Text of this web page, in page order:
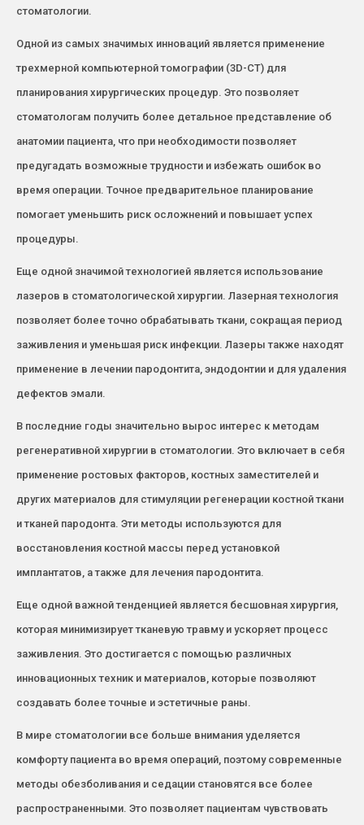
стоматологии.
Одной из самых значимых инноваций является применение
трехмерной компьютерной томографии (3D-CT) для
планирования хирургических процедур. Это позволяет
стоматологам получить более детальное представление об
анатомии пациента, что при необходимости позволяет
предугадать возможные трудности и избежать ошибок во
время операции. Точное предварительное планирование
помогает уменьшить риск осложнений и повышает успех
процедуры.
Еще одной значимой технологией является использование
лазеров в стоматологической хирургии. Лазерная технология
позволяет более точно обрабатывать ткани, сокращая период
заживления и уменьшая риск инфекции. Лазеры также находят
применение в лечении пародонтита, эндодонтии и для удаления
дефектов эмали.
В последние годы значительно вырос интерес к методам
регенеративной хирургии в стоматологии. Это включает в себя
применение ростовых факторов, костных заместителей и
других материалов для стимуляции регенерации костной ткани
и тканей пародонта. Эти методы используются для
восстановления костной массы перед установкой
имплантатов, а также для лечения пародонтита.
Еще одной важной тенденцией является бесшовная хирургия,
которая минимизирует тканевую травму и ускоряет процесс
заживления. Это достигается с помощью различных
инновационных техник и материалов, которые позволяют
создавать более точные и эстетичные раны.
В мире стоматологии все больше внимания уделяется
комфорту пациента во время операций, поэтому современные
методы обезболивания и седации становятся все более
распространенными. Это позволяет пациентам чувствовать